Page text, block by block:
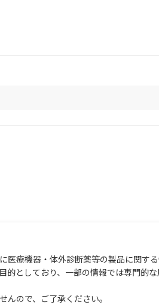
医療機器・体外診断薬等の製品に関す
的としており、一部の情報では専門的
ので、ご了承ください。